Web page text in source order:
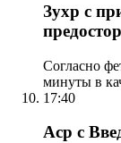
Зухр с
Согласно
минуты в
17:40
Аср с